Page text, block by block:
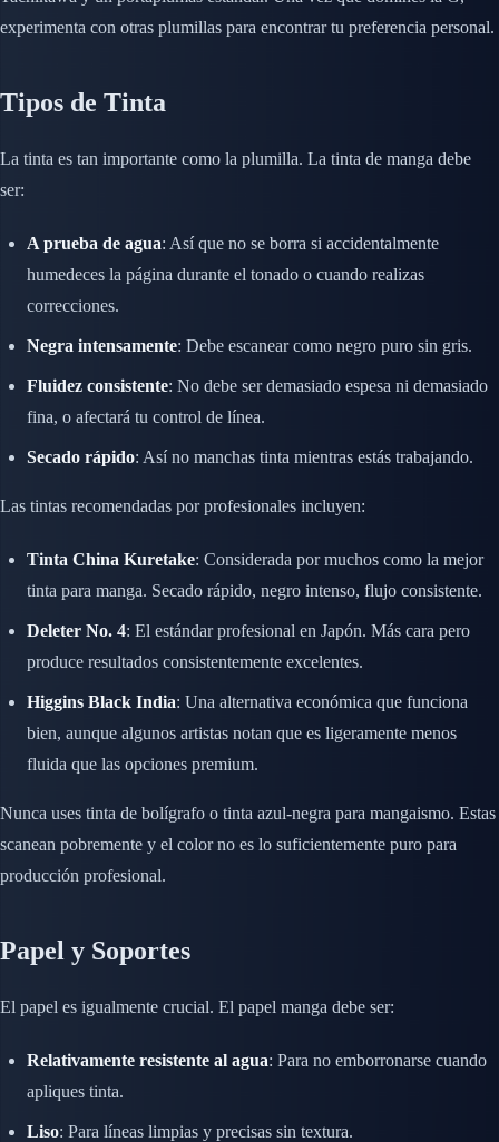
experimenta con otras plumillas para encontrar tu preferencia personal.
Tipos de Tinta
La tinta es tan importante como la plumilla. La tinta de manga debe
ser:
A prueba de agua: Así que no se borra si accidentalmente
humedeces la página durante el tonado o cuando realizas
correcciones.
Negra intensamente: Debe escanear como negro puro sin gris.
Fluidez consistente: No debe ser demasiado espesa ni demasiado
fina, o afectará tu control de línea.
Secado rápido: Así no manchas tinta mientras estás trabajando.
Las tintas recomendadas por profesionales incluyen:
Tinta China Kuretake: Considerada por muchos como la mejor
tinta para manga. Secado rápido, negro intenso, flujo consistente.
Deleter No. 4: El estándar profesional en Japón. Más cara pero
produce resultados consistentemente excelentes.
Higgins Black India: Una alternativa económica que funciona
bien, aunque algunos artistas notan que es ligeramente menos
fluida que las opciones premium.
Nunca uses tinta de bolígrafo o tinta azul-negra para mangaismo. Estas
scanean pobremente y el color no es lo suficientemente puro para
producción profesional.
Papel y Soportes
El papel es igualmente crucial. El papel manga debe ser:
Relativamente resistente al agua: Para no emborronarse cuando
apliques tinta.
Liso: Para líneas limpias y precisas sin textura.